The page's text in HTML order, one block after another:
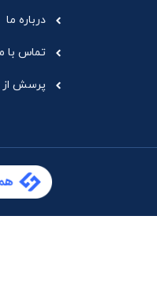
درباره ما
تماس با
پرسش از